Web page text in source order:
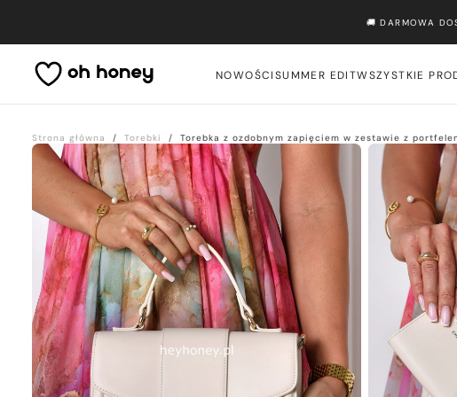
🚚 DARMOWA
NOWOŚCISUMMER EDITWSZYSTKIE
Strona główna / Torebki / Torebka z ozdobnym zapięciem w zestawie z